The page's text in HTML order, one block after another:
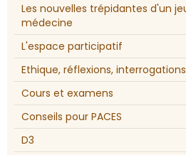
Les nouvelles trépidantes d'un
médecine
L'espace participatif
Ethique, réflexions, interrogations
Cours et examens
Conseils pour PACES
D3